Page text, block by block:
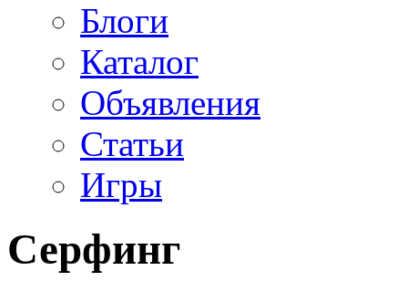
Блоги
Каталог
Объявления
Статьи
Игры
Серфинг